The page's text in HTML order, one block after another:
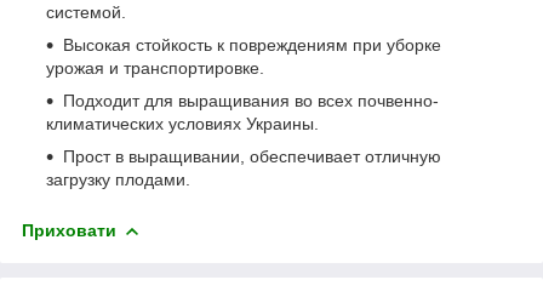
системой.
Высокая стойкость к повреждениям при уборке
урожая и транспортировке.
Подходит для выращивания во всех почвенно-
климатических условиях Украины.
Прост в выращивании, обеспечивает отличную
загрузку плодами.
Приховати